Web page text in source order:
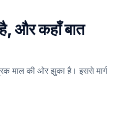
और कहाँ बात
माल की ओर झुका है। इससे मार्ग